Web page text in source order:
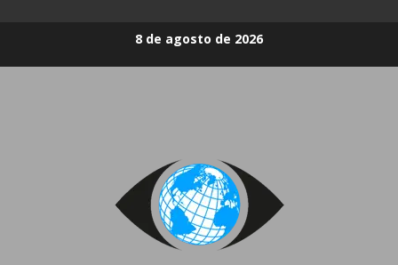
8 de agosto de 2026